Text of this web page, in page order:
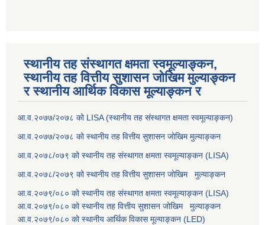
स्थानीय तह संस्थागत क्षमता स्वमूल्याङ्कन,
स्थानीय तह वित्तीय सुशासन जोखिम मुल्याङ्कन
र स्थानीय आर्थिक विकास मूल्याङ्कन र
आ.व.२०७७/२०७८ को LISA (स्थानीय तह संस्थागत क्षमता स्वमूल्याङ्कन)
आ.व.२०७७/२०७८ को स्थानीय तह वित्तीय सुशासन जोखिम मुल्याङ्कन
आ.व.२०७८/०७९ को स्थानीय तह संस्थागत क्षमता स्वमूल्याङ्कन (LISA)
आ.व.२०७८/२०७९ को स्थानीय तह वित्तीय सुशासन जोखिम मुल्याङ्कन
आ.व.२०७९/०८० को स्थानीय तह संस्थागत क्षमता स्वमूल्याङ्कन (LISA)
आ.व.२०७९/०८० को स्थानीय तह वित्तीय सुशासन जोखिम मुल्याङ्कन
आ.व.२०७९/०८० को स्थानीय आर्थिक विकास मूल्याङ्कन (LED)